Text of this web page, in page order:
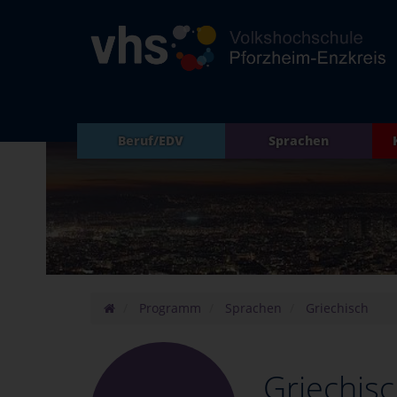
Beruf/EDV Sprachen
Programm Sprachen Griechisch